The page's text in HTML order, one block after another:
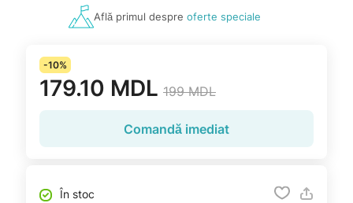
Află primul despre oferte speciale
-10%
179.10 MDL 199 MDL
Comandă imediat
În stoc